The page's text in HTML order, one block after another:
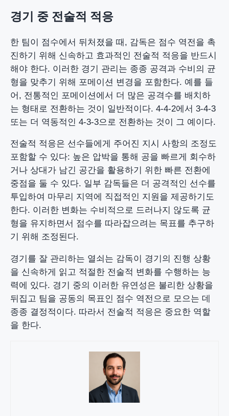
경기 중 전술적 적응
한 팀이 점수에서 뒤처졌을 때, 감독은 점수 역전을 촉
진하기 위해 신속하고 효과적인 전술적 적응을 반드시
해야 한다. 이러한 경기 관리는 종종 공격과 수비의 균
형을 맞추기 위해 포메이션 변경을 포함한다. 예를 들
어, 전통적인 포메이션에서 더 많은 공격수를 배치하
는 형태로 전환하는 것이 일반적이다. 4-4-2에서 3-4-3
또는 더 역동적인 4-3-3으로 전환하는 것이 그 예이다.
전술적 적응은 선수들에게 주어진 지시 사항의 조정도
포함할 수 있다: 높은 압박을 통해 공을 빠르게 회수하
거나 상대가 남긴 공간을 활용하기 위한 빠른 전환에
중점을 둘 수 있다. 일부 감독들은 더 공격적인 선수를
투입하여 마무리 지역에 직접적인 지원을 제공하기도
한다. 이러한 변화는 수비적으로 드러나지 않도록 균
형을 유지하면서 점수를 따라잡으려는 목표를 추구하
기 위해 조정된다.
경기를 잘 관리하는 열쇠는 감독이 경기의 진행 상황
을 신속하게 읽고 적절한 전술적 변화를 수행하는 능
력에 있다. 경기 중의 이러한 유연성은 불리한 상황을
뒤집고 팀을 공동의 목표인 점수 역전으로 모으는 데
종종 결정적이다. 따라서 전술적 적응은 중요한 역할
을 한다.